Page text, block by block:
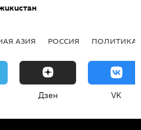
АЗИЯ РОССИЯ ПОЛИТИКА
Дзен VK